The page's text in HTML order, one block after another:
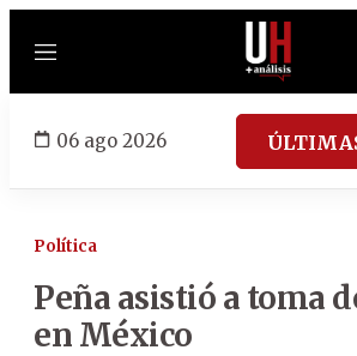
Menú
06 ago 2026
Política
Peña asistió a toma
en México